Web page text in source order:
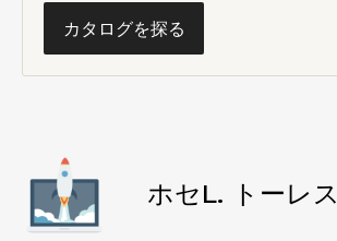
カタログを探る
ホセL. トーレス